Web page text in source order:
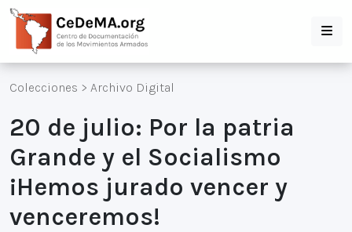
Colecciones > Archivo Digital
20 de julio: Por la patria
Grande y el Socialismo
¡Hemos jurado vencer y
venceremos!